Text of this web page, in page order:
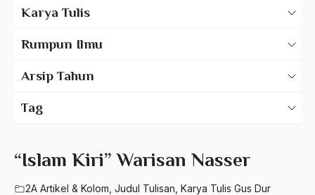
“Islam Kiri” Warisan Nasser
2A Artikel & Kolom Judul Tulisan Karya Tulis Gus Dur
Karya Tulis
Rumpun Ilmu
Arsip Tahun
2023
Tag
A. Mukti Ali
A. Mustofa Bisri